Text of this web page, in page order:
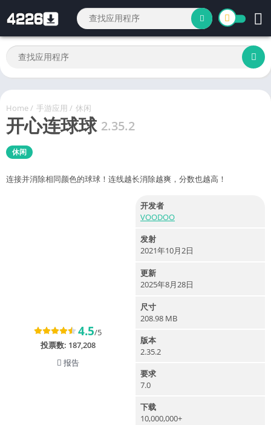
Home/ 手游应用 / 休闲
开心连球球 2.35.2
休闲
连接并消除相同颜色的球球！连线越长消除越爽，分数也越高！
4.5/5
投票数: 187,208
报告
开发者
VOODOO
发射
2021年10月2日
更新
2025年8月28日
尺寸
208.98 MB
版本
2.35.2
要求
7.0
下载
10,000,000+